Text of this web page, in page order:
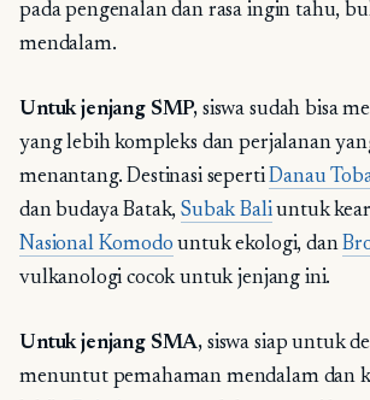
pada pengenalan dan rasa ingin tahu,
mendalam.
Untuk jenjang SMP, siswa sudah bisa
yang lebih kompleks dan perjalanan
menantang. Destinasi sepertiDanau
dan budaya Batak,Subak Baliuntuk
Nasional Komodo untuk ekologi, dan
vulkanologi cocok untuk jenjang ini.
Untuk jenjang SMA, siswa siap untuk
menuntut pemahaman mendalam dan